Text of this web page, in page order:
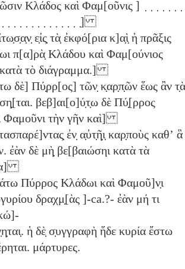
Κλάδος καὶ Φαμ[οῦνις ]
̣]
ε̣ἰς̣ τὰ̣ ἐκφό[ρια κ]α̣ὶ̣ ἡ πρᾶξις
π[α]ρὰ̣ Κλάδου καὶ Φαμ[ούνιος
κατὰ τὸ διάγραμμα.]
δὲ] Πύ̣ρρ[ος] τῶν̣ κ̣αρ̣π̣ῶν ἕως ἂν τ̣ὰ
βεβ]αι[ο]ύ̣τ̣ω δὲ Πύ̣[ρρος
Φαμοῦνι τὴν γῆν καὶ]
ἐν̣ α̣ὐτ̣ῆ̣ι̣ καρ̣ποὺς καθʼ ἃ
ἐὰν δὲ μὴ̣ βε[βαιώσηι κατὰ τὰ
Πύρρος Κλάδωι καὶ Φαμοῦ]ν̣ι
δραχμ̣[ὰς ]-ca.?- ἐὰν μή τι
ἡ δὲ̣ σ̣υγγραφὴ ἥδε κυρία ἔστω
μάρτυρες.